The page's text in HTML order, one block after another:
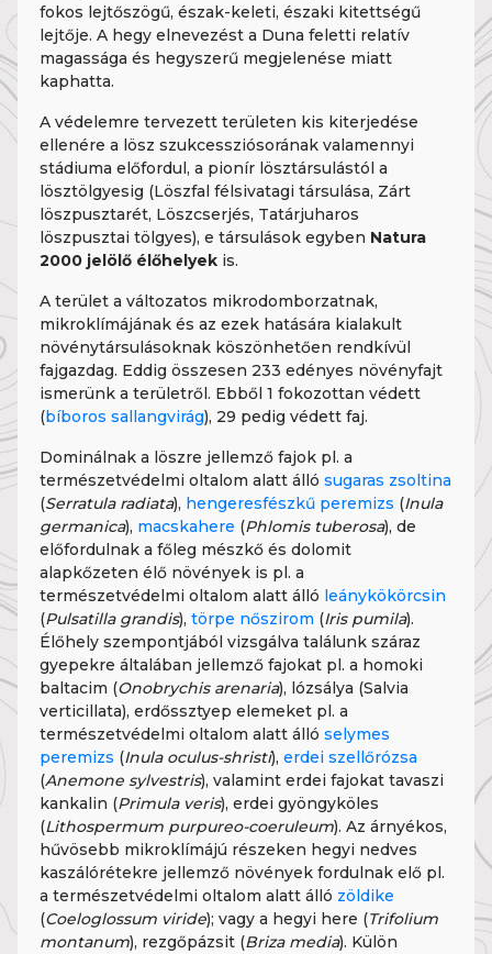
fokos lejtőszögű, észak-keleti, északi kitettségű
lejtője. A hegy elnevezést a Duna feletti relatív
magassága és hegyszerű megjelenése miatt
kaphatta.
A védelemre tervezett területen kis kiterjedése
ellenére a lösz szukcessziósorának valamennyi
stádiuma előfordul, a pionír lösztársulástól a
lösztölgyesig (Löszfal félsivatagi társulása, Zárt
löszpusztarét, Löszcserjés, Tatárjuharos
löszpusztai tölgyes), e társulások egyben Natura
2000 jelölő élőhelyek is.
A terület a változatos mikrodomborzatnak,
mikroklímájának és az ezek hatására kialakult
növénytársulásoknak köszönhetően rendkívül
fajgazdag. Eddig összesen 233 edényes növényfajt
ismerünk a területről. Ebből 1 fokozottan védett
(bíboros sallangvirág), 29 pedig védett faj.
Dominálnak a löszre jellemző fajok pl. a
természetvédelmi oltalom alatt álló sugaras zsoltina
(Serratula radiata), hengeresfészkű peremizs (Inula
germanica), macskahere (Phlomis tuberosa), de
előfordulnak a főleg mészkő és dolomit
alapkőzeten élő növények is pl. a
természetvédelmi oltalom alatt álló leánykökörcsin
(Pulsatilla grandis), törpe nőszirom (Iris pumila).
Élőhely szempontjából vizsgálva találunk száraz
gyepekre általában jellemző fajokat pl. a homoki
baltacim (Onobrychis arenaria), lózsálya (Salvia
verticillata), erdőssztyep elemeket pl. a
természetvédelmi oltalom alatt álló selymes
peremizs (Inula oculus-shristi), erdei szellőrózsa
(Anemone sylvestris), valamint erdei fajokat tavaszi
kankalin (Primula veris), erdei gyöngyköles
(Lithospermum purpureo-coeruleum). Az árnyékos,
hűvösebb mikroklímájú részeken hegyi nedves
kaszálórétekre jellemző növények fordulnak elő pl.
a természetvédelmi oltalom alatt álló zöldike
(Coeloglossum viride); vagy a hegyi here (Trifolium
montanum), rezgőpázsit (Briza media). Külön